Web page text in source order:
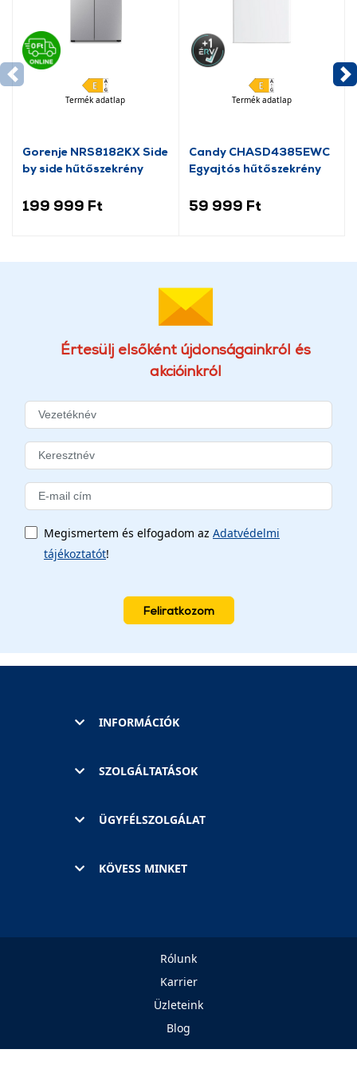
Termék adatlap
Gorenje NRS8182KX Side
by side hűtőszekrény
199 999 Ft
Termék adatlap
Candy CHASD4385EWC
Egyajtós hűtőszekrény
59 999 Ft
Értesülj elsőként újdonságainkról és
akcióinkról
Megismertem és elfogadom az Adatvédelmi
tájékoztatót!
Feliratkozom
INFORMÁCIÓK
SZOLGÁLTATÁSOK
ÜGYFÉLSZOLGÁLAT
KÖVESS MINKET
Rólunk
Karrier
Üzleteink
Blog